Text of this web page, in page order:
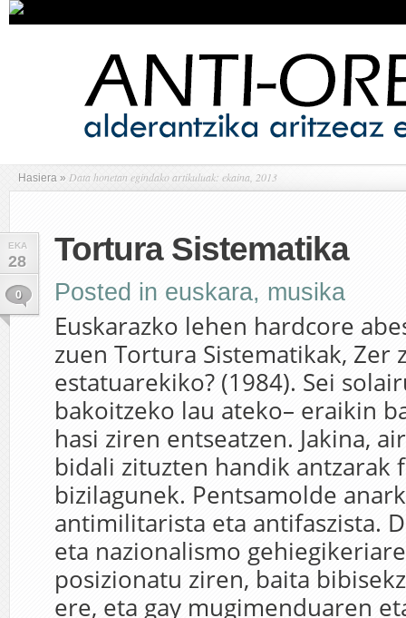
Hasiera » Data honetan egindako artikuluak: ekaina, 2013
EKA
28
0
Tortura Sistematika
Posted in euskara, musika
Euskarazko lehen hardcore
zuen Tortura Sistematikak, Zer
estatuarekiko? (1984). Sei
bakoitzeko lau ateko– eraikin
hasi ziren entseatzen. Jakina,
bidali zituzten handik antzarak
bizilagunek. Pentsamolde
antimilitarista eta antifaszista.
eta nazionalismo
posizionatu ziren, baita
ere, eta gay mugimenduaren